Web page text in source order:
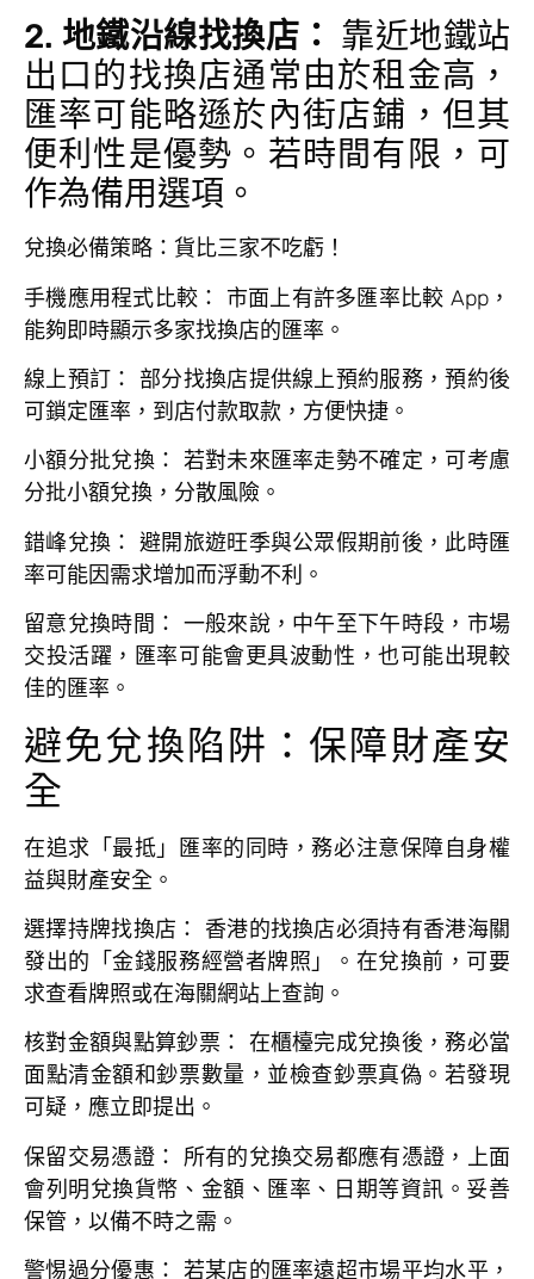
2. 地鐵沿線找換店： 靠近地鐵站
出口的找換店通常由於租金高，
匯率可能略遜於內街店鋪，但其
便利性是優勢。若時間有限，可
作為備用選項。
兌換必備策略：貨比三家不吃虧！
手機應用程式比較：
市面上有許多匯率比較 App，
能夠即時顯示多家找換店的匯率。
線上預訂：
部分找換店提供線上預約服務，預約後
可鎖定匯率，到店付款取款，方便快捷。
小額分批兌換： 若對未來匯率走勢不確定，可考慮
分批小額兌換，分散風險。
錯峰兌換： 避開旅遊旺季與公眾假期前後，此時匯
率可能因需求增加而浮動不利。
留意兌換時間： 一般來說，中午至下午時段，市場
交投活躍，匯率可能會更具波動性，也可能出現較
佳的匯率。
避免兌換陷阱：保障財產安
全
在追求「最抵」匯率的同時，務必注意保障自身權
益與財產安全。
選擇持牌找換店：
香港的找換店必須持有香港海關
發出的「金錢服務經營者牌照」。在兌換前，可要
求查看牌照或在海關網站上查詢。
核對金額與點算鈔票： 在櫃檯完成兌換後，務必當
面點清金額和鈔票數量，並檢查鈔票真偽。若發現
可疑，應立即提出。
保留交易憑證：
所有的兌換交易都應有憑證，上面
會列明兌換貨幣、金額、匯率、日期等資訊。妥善
保管，以備不時之需。
警惕過分優惠： 若某店的匯率遠超市場平均水平，